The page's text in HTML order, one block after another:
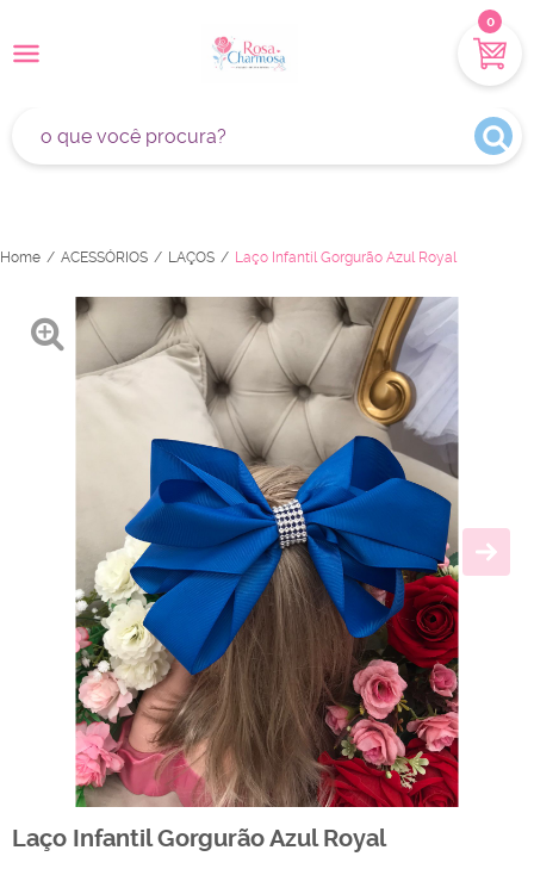
0
Home ACESSÓRIOS LAÇOS Laço Infantil Gorgurão Azul Royal
Laço Infantil Gorgurão Azul Royal